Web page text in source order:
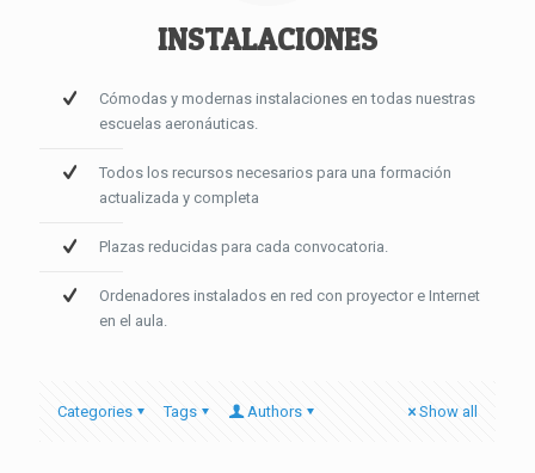
INSTALACIONES
Cómodas y modernas instalaciones en todas nuestras
escuelas aeronáuticas.
Todos los recursos necesarios para una formación
actualizada y completa
Plazas reducidas para cada convocatoria.
Ordenadores instalados en red con proyector e Internet
en el aula.
Categories Tags Authors Show all